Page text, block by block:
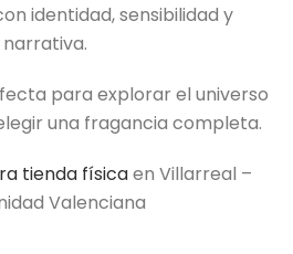
identidad, sensibilidad y
narrativa.
para explorar el universo
una fragancia completa.
tienda físicaen Villarreal –
Valenciana